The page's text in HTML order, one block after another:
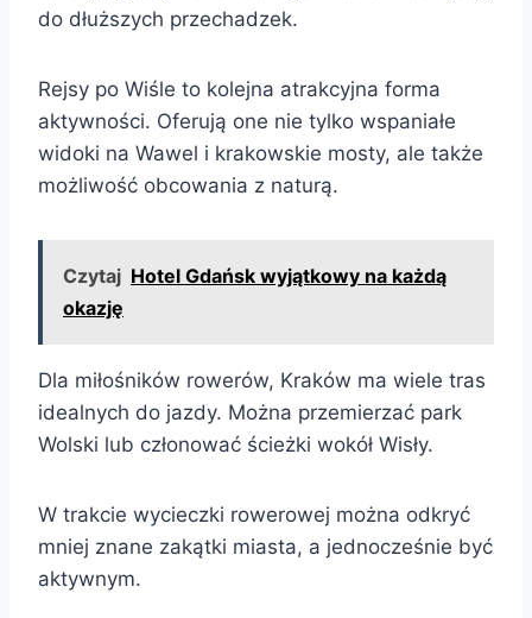
do dłuższych przechadzek.
Rejsy po Wiśle to kolejna atrakcyjna forma
aktywności. Oferują one nie tylko wspaniałe
widoki na Wawel i krakowskie mosty, ale także
możliwość obcowania z naturą.
Czytaj Hotel Gdańsk wyjątkowy na każdą
okazję
Dla miłośników rowerów, Kraków ma wiele tras
idealnych do jazdy. Można przemierzać park
Wolski lub członować ścieżki wokół Wisły.
W trakcie wycieczki rowerowej można odkryć
mniej znane zakątki miasta, a jednocześnie być
aktywnym.